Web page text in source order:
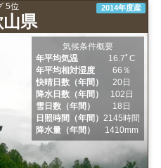
5位
県
2014年度産
気候条件概要
年平均気温
16.7ﾟC
年平均相対湿度
66％
快晴日数（年間）
20日
降水日数（年間）
102日
雪日数（年間）
18日
日照時間（年間）2145時間
降水量（年間）
1410mm